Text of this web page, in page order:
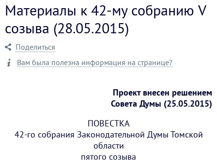
Материалы к 42-му собранию V
созыва (28.05.2015)
Поделиться
Вам была полезна информация на странице?
Проект внесен решением
Совета Думы (25.05.2015)
ПОВЕСТКА
42-го собрания Законодательной Думы Томской
области
пятого созыва